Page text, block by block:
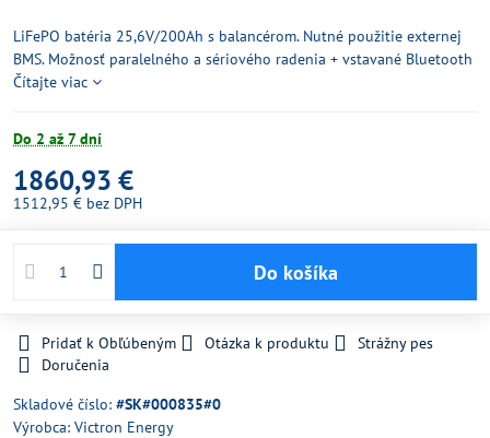
LiFePO batéria 25,6V/200Ah s balancérom. Nutné použitie externej
BMS. Možnosť paralelného a sériového radenia + vstavané Bluetooth
Čítajte viac
Do 2 až 7 dní
1860,93 €
1512,95 € bez DPH
Do košíka
Pridať k Obľúbeným Otázka k produktu
Strážny pes
Doručenia
Skladové číslo: #SK#000835#0
Výrobca: Victron Energy